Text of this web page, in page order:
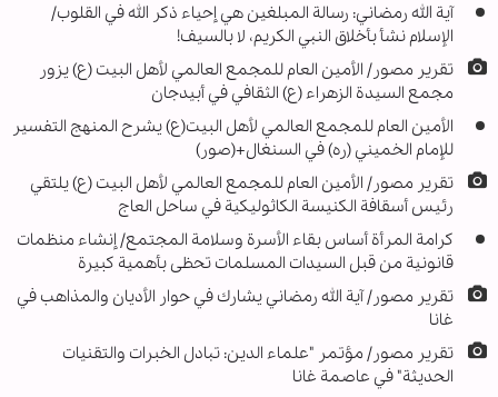
آية الله رمضاني: رسالة المبلغين هي إحياء ذكر الله في القلوب/
الإسلام نشأ بأخلاق النبي الكريم، لا بالسيف!
تقرير مصور/ الأمين العام للمجمع العالمي لأهل البيت (ع) يزور
مجمع السيدة الزهراء (ع) الثقافي في أبيدجان
الأمين العام للمجمع العالمي لأهل البيت(ع) يشرح المنهج التفسير
للإمام الخميني (ره) في السنغال+(صور)
تقرير مصور/ الأمين العام للمجمع العالمي لأهل البيت (ع) يلتقي
رئيس أسقافة الكنيسة الكاثوليكية في ساحل العاج
كرامة المرأة أساس بقاء الأسرة وسلامة المجتمع/ إنشاء منظمات
قانونية من قبل السيدات المسلمات تحظى بأهمية كبيرة
تقرير مصور/ آية الله رمضاني يشارك في حوار الأديان والمذاهب في
غانا
تقرير مصور/ مؤتمر "علماء الدين: تبادل الخبرات والتقنيات
الحديثة" في عاصمة غانا